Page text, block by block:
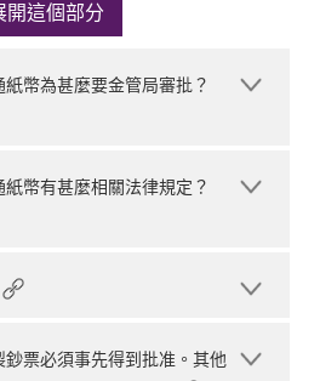
開這個部分
幣為甚麼要金管局審批？
幣有甚麼相關法律規定？
鈔票必須事先得到批准。其他